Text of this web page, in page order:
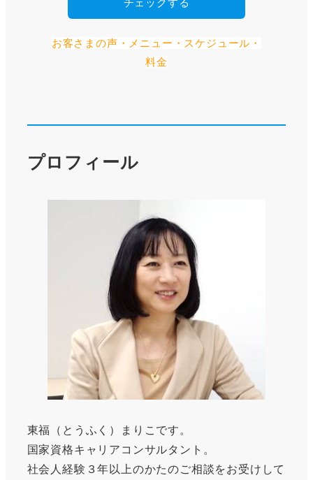
チェックする
お客さまの声・メニュー・スケジュール・
料金
プロフィール
東福（とうふく）まりこです。
国家資格キャリアコンサルタント。
社会人経験３年以上のかたのご相談をお受けして